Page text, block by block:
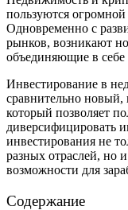
пользуются
Одновременно с
рынков, возникают
объединяющие в себе
Инвестирование в
сравнительно
который позволяет
диверсифицировать
инвестирования не
разных отраслей, но
возможности для
Содержание